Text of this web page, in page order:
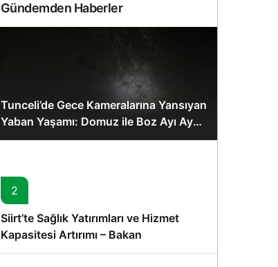
Gündemden Haberler
Tunceli’de Gece Kameralarına Yansıyan
Yaban Yaşamı: Domuz ile Boz Ayı Aynı
Karede
2
Siirt’te Sağlık Yatırımları ve Hizmet
Kapasitesi Artırımı – Bakan
Memişoğlu’nun Ziyareti